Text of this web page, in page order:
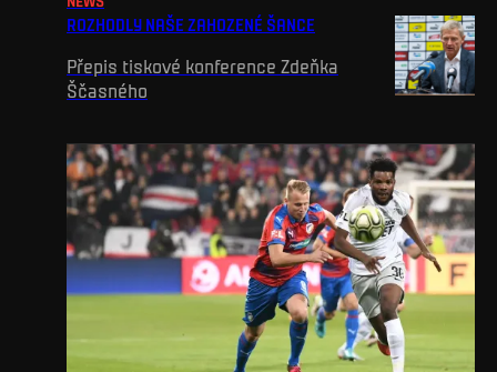
ROZHODLY NAŠE ZAHOZENÉ ŠANCE
Přepis tiskové konference Zdeňka
Ščasného